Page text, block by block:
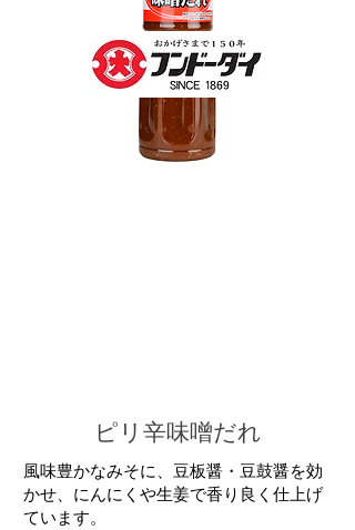
​ピリ辛味噌だれ
風味豊かなみそに、豆板醤・豆鼓醤を効
かせ、にんにくや生姜で香り良く仕上げ
ています。